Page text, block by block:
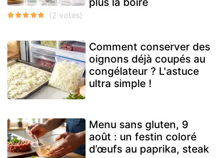
Comment conserver des
oignons déjà coupés au
congélateur ? L'astuce
ultra simple !
Menu sans gluten, 9
août : un festin coloré
d’œufs au paprika, steak